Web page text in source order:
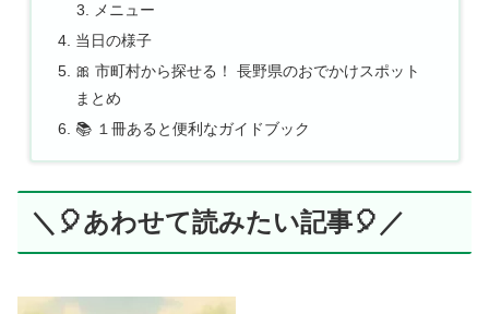
メニュー
当日の様子
🎀 市町村から探せる！ 長野県のおでかけスポット
まとめ
📚 １冊あると便利なガイドブック
＼🎈あわせて読みたい記事🎈／